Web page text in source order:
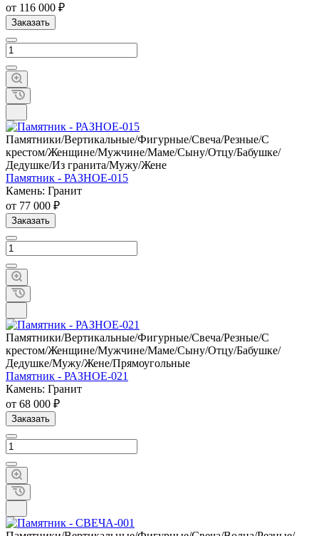
от 116 000 ₽
Заказать
Памятники/Вертикальные/Фигурные/Свеча/Резные/С
крестом/Женщине/Мужчине/Маме/Сыну/Отцу/Бабушке/
Дедушке/Из гранита/Мужу/Жене
Памятник - РАЗНОЕ-015
Камень: Гранит
от 77 000 ₽
Заказать
Памятники/Вертикальные/Фигурные/Свеча/Резные/С
крестом/Женщине/Мужчине/Маме/Сыну/Отцу/Бабушке/
Дедушке/Мужу/Жене/Прямоугольные
Памятник - РАЗНОЕ-021
Камень: Гранит
от 68 000 ₽
Заказать